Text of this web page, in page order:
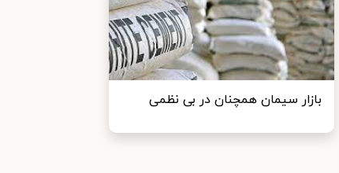
بازار سیمان‌ همچنان‌ در بی نظمی